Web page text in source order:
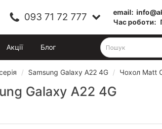
093 71 72 777 email:
Час роботи:
Акції Блог
Samsung Galaxy A22 4G Чохол Matt
Galaxy A22 4G